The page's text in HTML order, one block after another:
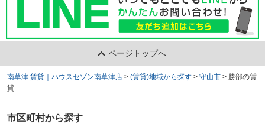
ページトップへ
南草津 賃貸｜ハウスセゾン南草津店 > (賃貸)地域から探す > 守山市 > 勝部の賃
貸
市区町村から探す